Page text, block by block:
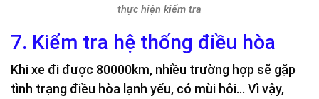
thực hiện kiểm tra
7. Kiểm tra hệ thống điều hòa
Khi xe đi được 80000km, nhiều trường hợp sẽ gặp
tình trạng điều hòa lạnh yếu, có mùi hôi… Vì vậy,